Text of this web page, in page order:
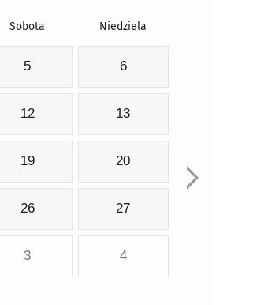
Sobota Niedziela
5 6
12 13
19 20
26 27
3 4